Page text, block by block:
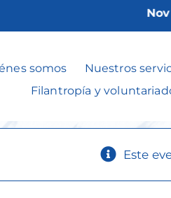
Nov 5:
somos Nuestros
Filantropía y
Este